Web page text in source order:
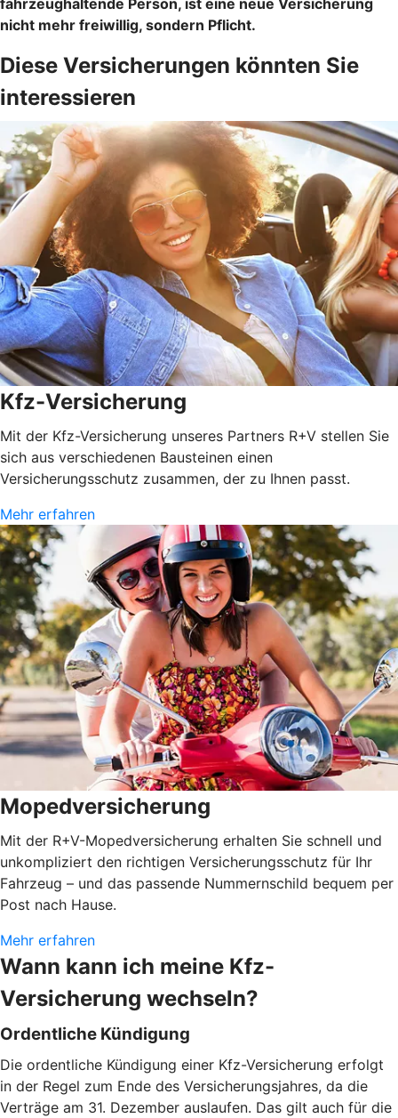
nicht mehr freiwillig, sondern Pflicht.
Diese Versicherungen könnten Sie
interessieren
Kfz-Versicherung
Mit der Kfz-Versicherung unseres Partners R+V stellen Sie
sich aus verschiedenen Bausteinen einen
Versicherungsschutz zusammen, der zu Ihnen passt.
Mehr erfahren
Mopedversicherung
Mit der R+V-Mopedversicherung erhalten Sie schnell und
unkompliziert den richtigen Versicherungsschutz für Ihr
Fahrzeug – und das passende Nummernschild bequem per
Post nach Hause.
Mehr erfahren
Wann kann ich meine Kfz-
Versicherung wechseln?
Ordentliche Kündigung
Die ordentliche Kündigung einer Kfz-Versicherung erfolgt
in der Regel zum Ende des Versicherungsjahres, da die
Verträge am 31. Dezember auslaufen. Das gilt auch für die